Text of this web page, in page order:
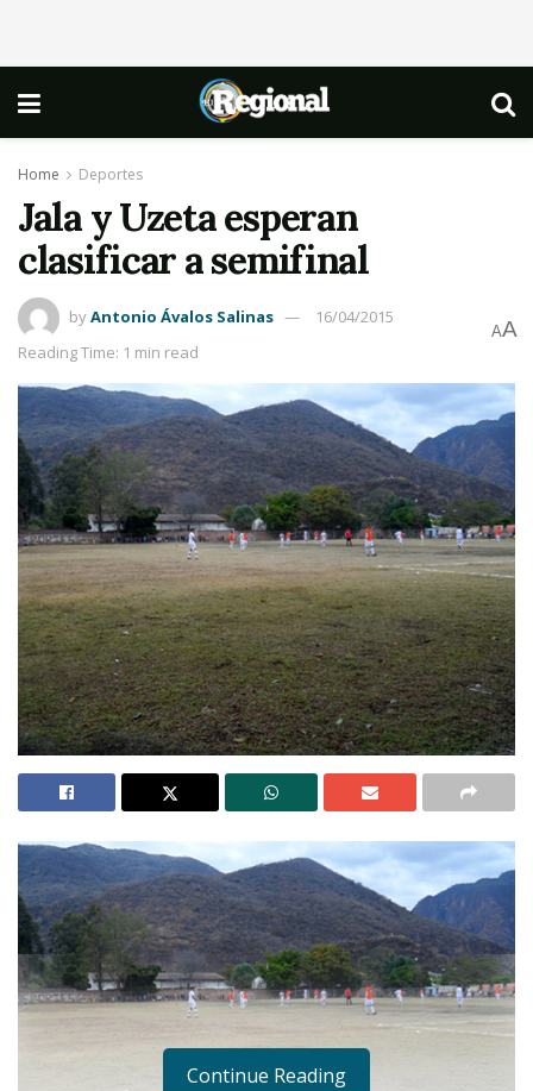
Home Deportes
Jala y Uzeta esperan
clasificar a semifinal
byAntonio Ávalos Salinas
16/04/2015
Reading Time: 1 min read
AA
Continue Reading